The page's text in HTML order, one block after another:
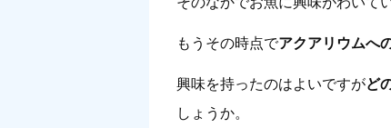
もうその時点でアクアリウムへ
興味を持ったのはよいですがど
しょうか。